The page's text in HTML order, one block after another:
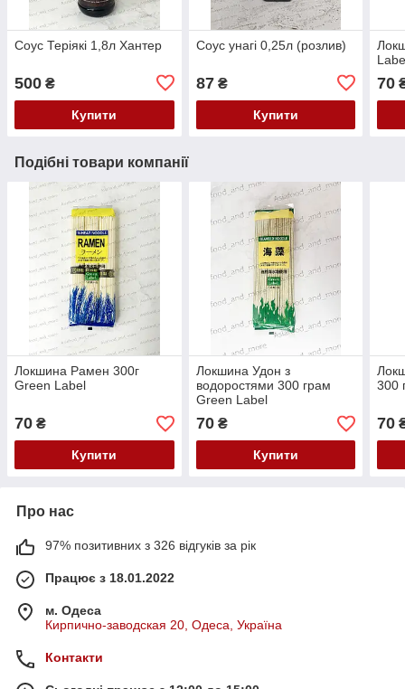
Соус Теріякі 1,8л Хантер
500 ₴
Купити
Соус унагі 0,25л (розлив)
87₴
Купити
70
Подібні товари компанії
Локшина Рамен 300г
Green Label
70 ₴
Купити
Локшина Удон з
водоростями 300 грам
Green Label
70₴
Купити
300
70
Про нас
97% позитивних з 326 відгуків за рік
Працює з 18.01.2022
м. Одеса
Кирпично-заводская 20, Одеса, Україна
Контакти